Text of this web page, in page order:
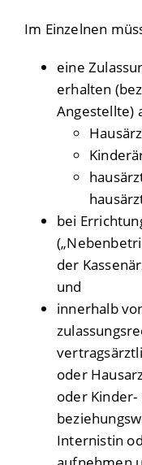
Im Einzelnen
eine
erhalten
Angestellte)
bei
der
und
innerhalb
oder
oder Kinder-
Internistin